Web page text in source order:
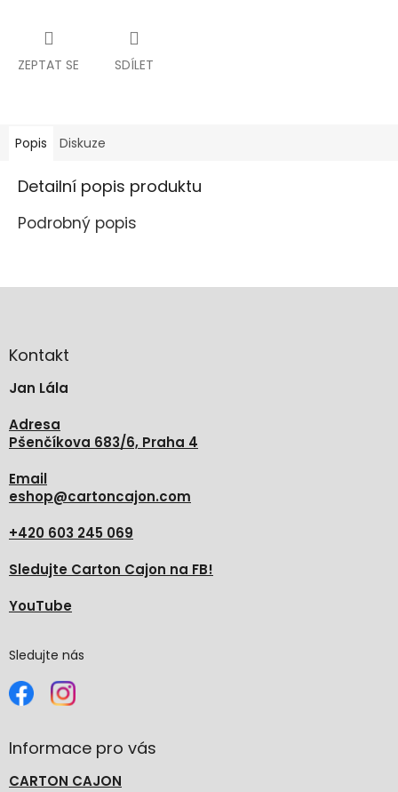
ZEPTAT SE SDÍLET
Popis Diskuze
Detailní popis produktu
Podrobný popis
aKontakt
Jan Lála
Adresa
Pšenčíkova 683/6, Praha 4
Email
eshop@cartoncajon.com
+420 603 245 069
Sledujte Carton Cajon na FB!
YouTube
Sledujte nás
Informace pro vás
CARTON CAJON